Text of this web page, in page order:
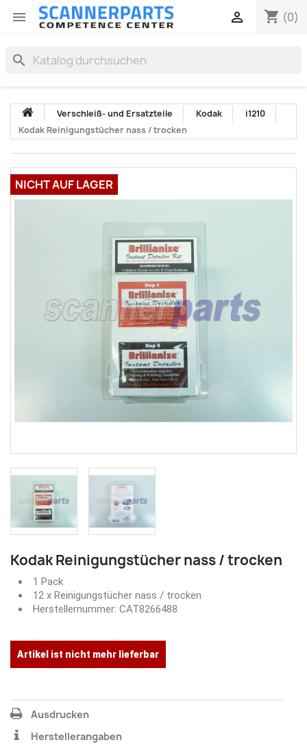
 shopping_cart (0)

search
Verschleiß- und Ersatzteile Kodak
i1210
Kodak Reinigungstücher nass / trocken
NICHT AUF LAGER
Kodak Reinigungstücher nass / trocken
1 Pack
12 x Reinigungstücher nass / trocken
Herstellernummer: CAT8266488
Artikel ist nicht mehr lieferbar
Ausdrucken
Herstellerangaben